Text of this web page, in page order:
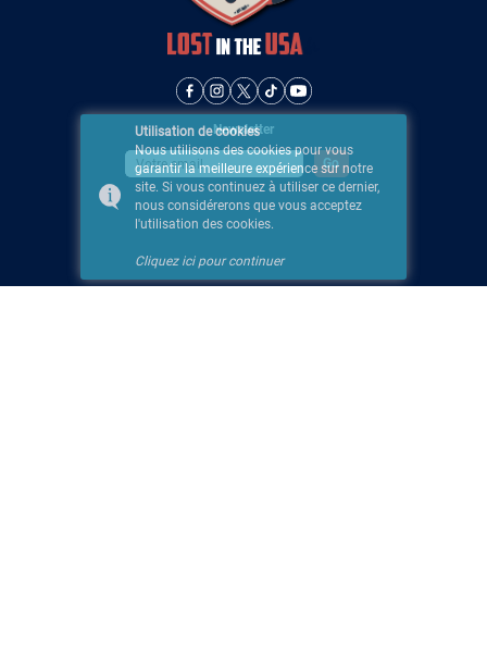
Newsletter
Utilisation de cookies
Nous utilisons des cookies pour vous
garantir la meilleure expérience sur notre
site. Si vous continuez à utiliser ce dernier,
nous considérerons que vous acceptez
l'utilisation des cookies.
Cliquez ici pour continuer